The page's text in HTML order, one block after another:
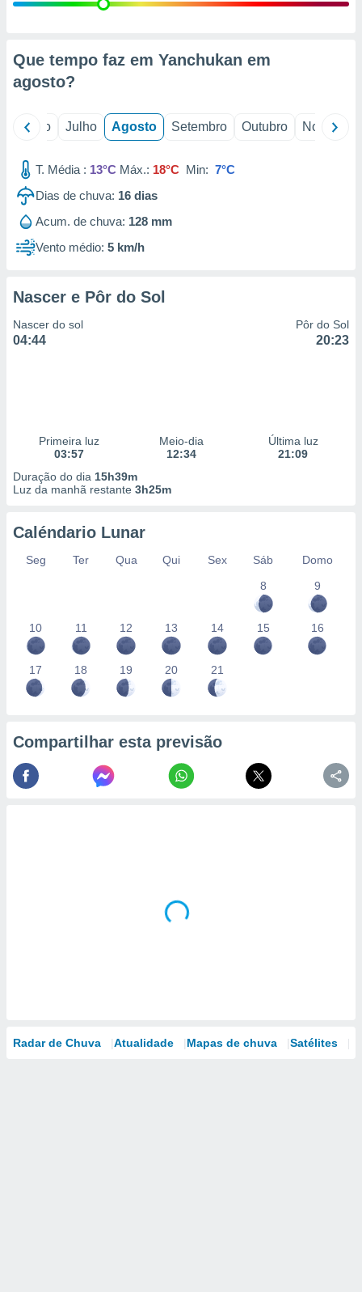
através
estudos
1199
Que tempo faz em Yanchukan em
agosto?
Junho Julho Agosto Setembro Outubro Novembro
T. Média : 13°C Máx.: 18°C Min: 7°C
Dias de chuva: 16 dias
Acum. de chuva: 128 mm
Vento médio: 5 km/h
Nascer e Pôr do Sol
Nascer do sol
04:44
Pôr do Sol
20:23
Primeira luz
03:57
Meio-dia
12:34
Última luz
21:09
Duração do dia 15h39m
Luz da manhã restante 3h25m
Caléndario Lunar
Seg Ter Qua Qui Sex Sáb
Domo
8
9
10 11 12 13 14 15 16
17 18 19 20 21
Compartilhar esta previsão
Radar de Chuva Atualidade Mapas de chuva Satélites